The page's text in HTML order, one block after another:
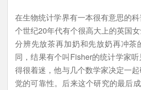
在生物统计学界有一本很有意思的
个世纪20年代有个很高大上的英国
分辨先放茶再加奶和先放奶再冲茶
同，结果有个叫Fisher的统计学家
得很着迷，他与几个数学家决定一
觉的可靠性。后来这个研究的最后